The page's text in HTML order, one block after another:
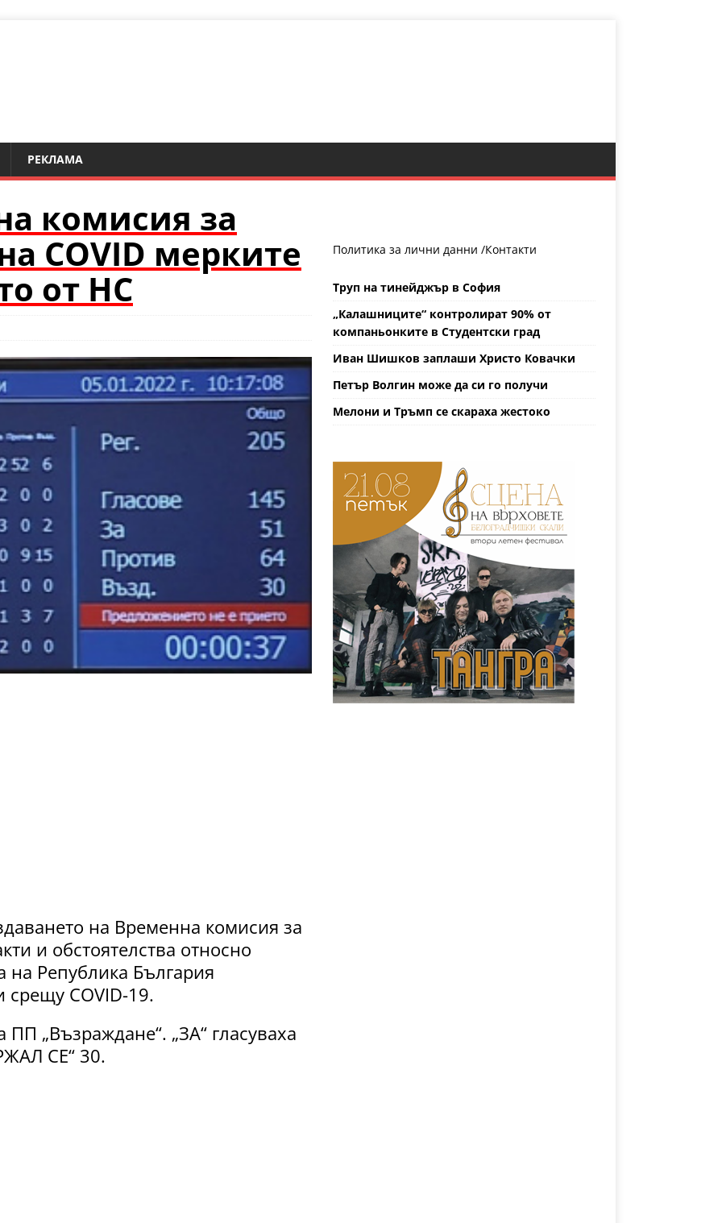
РЕКЛАМА
комисия за
COVID мерките
от НС
на Временна комисия за
и обстоятелства относно
на Република България
COVID-19.
„Възраждане“. „ЗА“ гласуваха
СЕ“ 30.
Политика за лични данни /Контакти
Труп на тинейджър в София
„Калашниците“ контролират 90% от
компаньонките в Студентски град
Иван Шишков заплаши Христо Ковачки
Петър Волгин може да си го получи
Мелони и Тръмп се скараха жестоко